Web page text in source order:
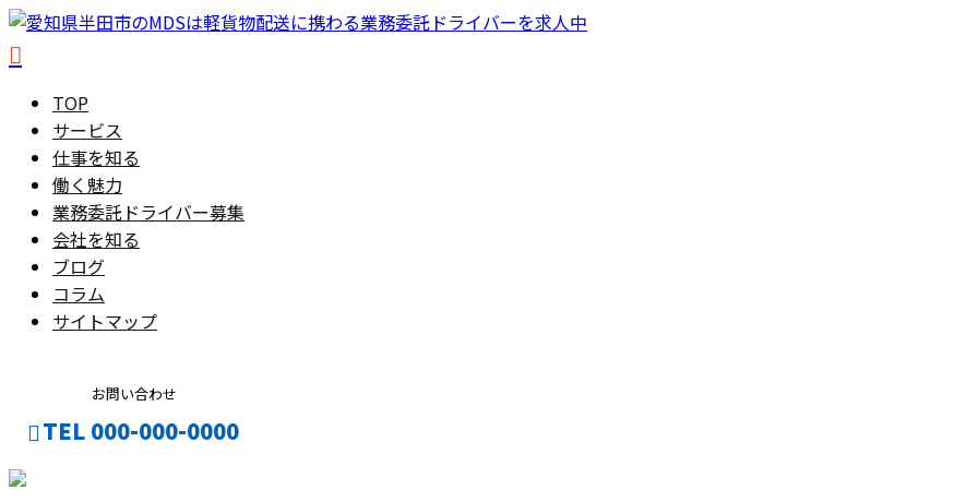
TOP
サービス
仕事を知る
働く魅力
業務委託ドライバー募集
会社を知る
ブログ
コラム
サイトマップ
お問い合わせ
TEL 000-000-0000